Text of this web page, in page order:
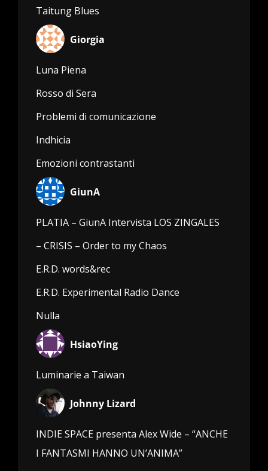
Taitung Blues
Giorgia
Luna Piena
Rosso di Sera
Problemi di comunicazione
Indhicia
Emozioni contrastanti
GiunA
PLATIA – GiunA Intervista LOS ZINGALES
– CRISIS – Order to my Chaos
E.R.D. words&rec
E.R.D. Experimental Radio Dance
Nulla
HsiaoYing
Luminarie a Taiwan
Johnny Lizard
INDIE SPACE presenta Alex Wide – “ANCHE
I FANTASMI HANNO UN’ANIMA”